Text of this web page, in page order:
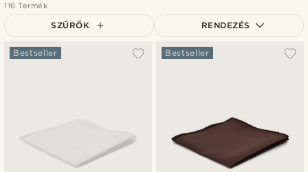
116 Termék
SZŰRŐK RENDEZÉS
A legkeresettebb
Bestseller Bestseller